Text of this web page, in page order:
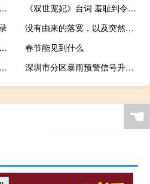
关于人生感悟的有道理的正能量说说 每个人心中都有一座城池
《双世宠妃》台词 羞耻到令人发指啊
没有由来的落寞，以及突然冷漠的你
罗永浩：每一个生命来到世间都注定改变世界
春节能见到什么
喜欢一个人有些心酸难过的说说
深圳市分区暴雨预警信号升级为红色
☚